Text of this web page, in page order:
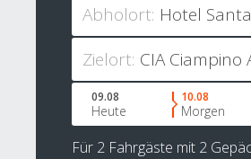
Abholort:
Zielort:
09.08
Heute
10.08
Morgen
Für 2 Fahrgäste mit 2